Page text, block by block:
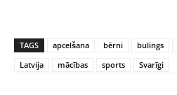
TAGS apcelšana bērni bulings
Latvija
mācības sports Svarīgi